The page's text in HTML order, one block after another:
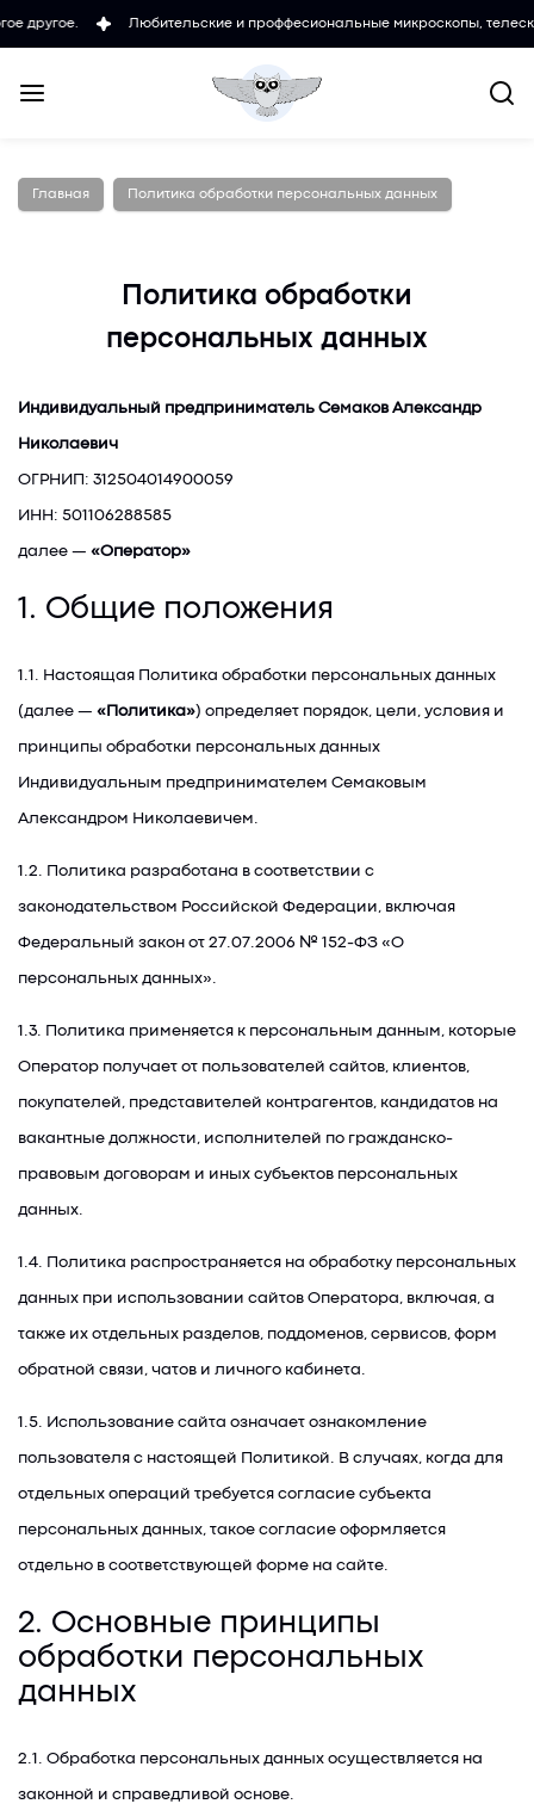
Любительские и проффесиональные микроскопы, телескопы,
Главная Политика обработки персональных данных
Политика обработки
персональных данных
Индивидуальный предприниматель Семаков Александр
Николаевич
ОГРНИП: 312504014900059
ИНН: 501106288585
далее — «Оператор»
1. Общие положения
1.1. Настоящая Политика обработки персональных данных
(далее — «Политика») определяет порядок, цели, условия и
принципы обработки персональных данных
Индивидуальным предпринимателем Семаковым
Александром Николаевичем.
1.2. Политика разработана в соответствии с
законодательством Российской Федерации, включая
Федеральный закон от 27.07.2006 № 152-ФЗ «О
персональных данных».
1.3. Политика применяется к персональным данным, которые
Оператор получает от пользователей сайтов, клиентов,
покупателей, представителей контрагентов, кандидатов на
вакантные должности, исполнителей по гражданско-
правовым договорам и иных субъектов персональных
данных.
1.4. Политика распространяется на обработку персональных
данных при использовании сайтов Оператора, включая, а
также их отдельных разделов, поддоменов, сервисов, форм
обратной связи, чатов и личного кабинета.
1.5. Использование сайта означает ознакомление
пользователя с настоящей Политикой. В случаях, когда для
отдельных операций требуется согласие субъекта
персональных данных, такое согласие оформляется
отдельно в соответствующей форме на сайте.
2. Основные принципы
обработки персональных
данных
2.1. Обработка персональных данных осуществляется на
законной и справедливой основе.